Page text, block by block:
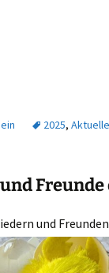
2025,
Freunde
und